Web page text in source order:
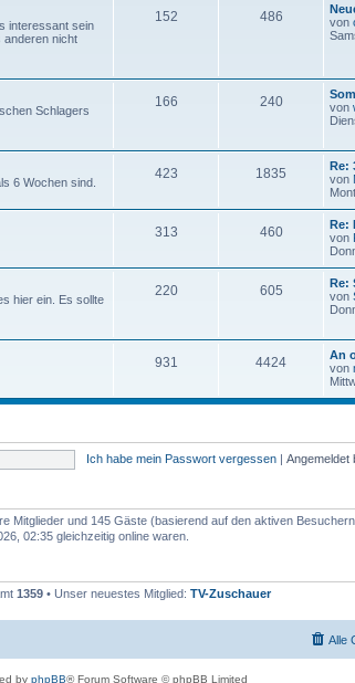
interessant sein
anderen nicht
152 486
von
Schlagers
166 240
von
6 Wochen sind.
423 1835
Re:
von
313 460
Re:
von
hier ein. Es sollte
220 605
Re:
von
931 4424
An
von
Ich habe mein Passwort vergessen | Angemeldet
Mitglieder und 145 Gäste (basierend auf den aktiven
02:35 gleichzeitig online waren.
1359 • Unser neuestes Mitglied: TV-Zuschauer
Alle
by phpBB® Forum Software © phpBB Limited